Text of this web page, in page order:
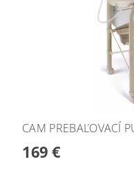
CAM PREBAĽOVACÍ
169 €